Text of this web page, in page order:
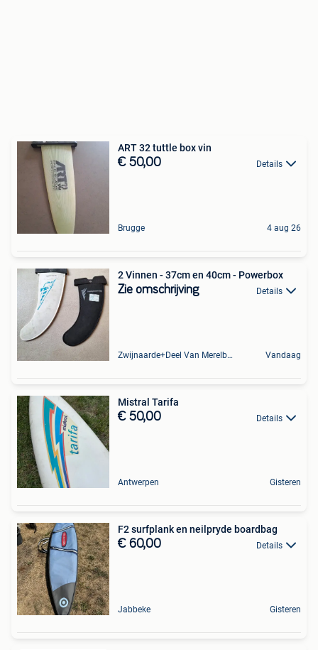
ART 32 tuttle box vin
€ 50,00 Details
Brugge 4 aug 26
2 Vinnen - 37cm en 40cm - Powerbox
Zie omschrijving Details
Zwijnaarde+Deel Van Merelbeke Vandaag
Mistral Tarifa
€ 50,00 Details
Antwerpen Gisteren
F2 surfplank en neilpryde boardbag
€ 60,00 Details
Jabbeke Gisteren